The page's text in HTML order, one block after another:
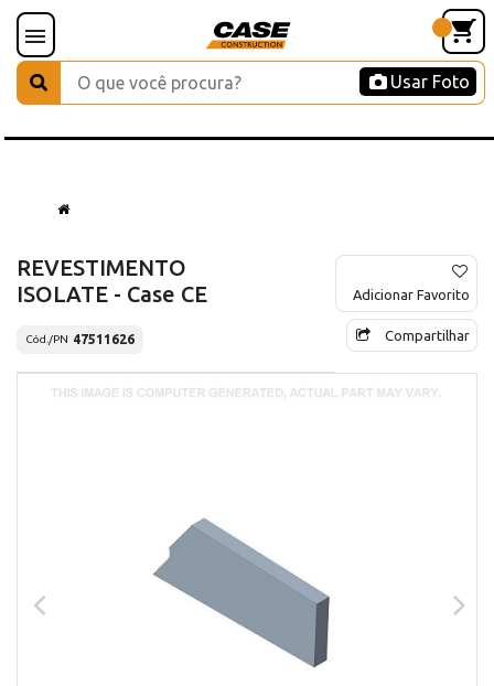
Usar Foto
REVESTIMENTO
ISOLATE - Case CE
Cód./PN 47511626
Adicionar Favorito
Compartilhar